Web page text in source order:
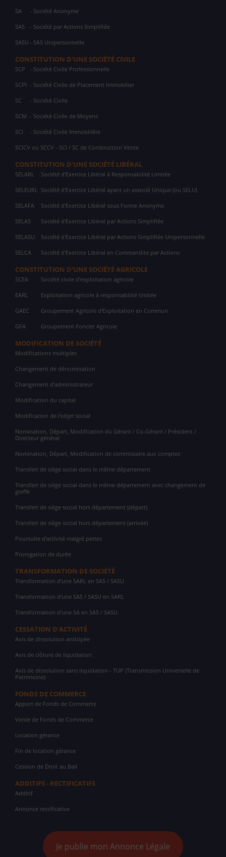
SA - Société Anonyme
SAS - Société par Actions Simplifiée
SASU - SAS Unipersonnelle
CONSTITUTION D'UNE SOCIÉTÉ CIVILE
SCP - Société Civile Professionnelle
SCPI - Société Civile de Placement Immobilier
SC - Société Civile
SCM - Société Civile de Moyens
SCI - Société Civile Immobilière
SCICV ou SCCV - SCI / SC de Construction Vente
CONSTITUTION D'UNE SOCIÉTÉ LIBÉRAL
SELARL Société d'Exercice Libéral à Responsabilité Limitée
SELEURL Société d'Exercice Libéral ayant un associé Unique (ou SELU)
SELAFA Société d'Exercice Libéral sous Forme Anonyme
SELAS Société d'Exercice Libéral par Actions Simplifiée
SELASU Société d'Exercice Libéral par Actions Simplifiée Unipersonnelle
SELCA Société d'Exercice Libéral en Commandite par Actions
CONSTITUTION D'UNE SOCIÉTÉ AGRICOLE
SCEA Société civile d'exploitation agricole
EARL Exploitation agricole à responsabilité limitée
GAEC Groupement Agricole d'Exploitation en Commun
GFA Groupement Foncier Agricole
MODIFICATION DE SOCIÉTÉ
Modifications multiples
Changement de dénomination
Changement d'administrateur
Modification du capital
Modification de l'objet social
Nomination, Départ, Modification du Gérant / Co-Gérant / Président /
Directeur général
Nomination, Départ, Modification de commissaire aux comptes
Transfert de siège social dans le même département
Transfert de siège social dans le même département avec changement de
greffe
Transfert de siège social hors département (départ)
Transfert de siège social hors département (arrivée)
Poursuite d'activité malgré pertes
Prorogation de durée
TRANSFORMATION DE SOCIÉTÉ
Transformation d'une SARL en SAS / SASU
Transformation d'une SAS / SASU en SARL
Transformation d'une SA en SAS / SASU
CESSATION D'ACTIVITÉ
Avis de dissolution anticipée
Avis de clôture de liquidation
Avis de dissolution sans liquidation - TUP (Transmission Universelle de
Patrimoine)
FONDS DE COMMERCE
Apport de Fonds de Commerce
Vente de Fonds de Commerce
Location gérance
Fin de location gérance
Cession de Droit au Bail
ADDITIFS - RECTIFICATIFS
Additif
Annonce rectificative
Je publie mon Annonce Légale